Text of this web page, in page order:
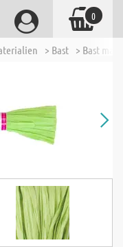
> Bast > Bast
0